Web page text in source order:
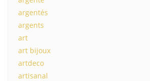
argentés
argents
art
art bijoux
artdeco
artisanal